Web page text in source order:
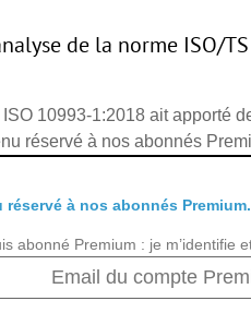
de la norme ISO/
10993-1:2018 ait apporté
réservé à nos abonnés
réservé à nos abonnés Premium.
abonné Premium : je m’identifie